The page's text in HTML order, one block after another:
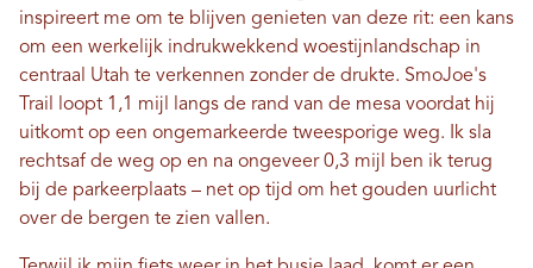
inspireert me om te blijven genieten van deze rit: een kans
om een ​​werkelijk indrukwekkend woestijnlandschap in
centraal Utah te verkennen zonder de drukte. SmoJoe's
Trail loopt 1,1 mijl langs de rand van de mesa voordat hij
uitkomt op een ongemarkeerde tweesporige weg. Ik sla
rechtsaf de weg op en na ongeveer 0,3 mijl ben ik terug
bij de parkeerplaats – net op tijd om het gouden uurlicht
over de bergen te zien vallen.